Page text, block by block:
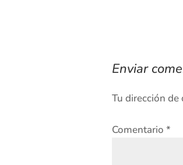
Enviar
Tu dirección
Comentario *